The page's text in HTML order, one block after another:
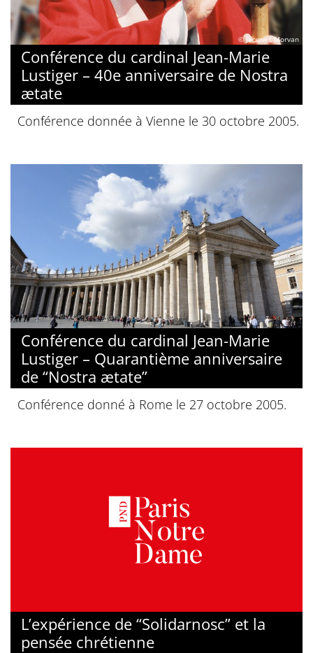
© Jacques Morvan
Conférence du cardinal Jean-Marie
Lustiger – 40e anniversaire de Nostra
ætate
Conférence donnée à Vienne le 30 octobre 2005.
Conférence du cardinal Jean-Marie
Lustiger – Quarantième anniversaire
de “Nostra ætate”
Conférence donné à Rome le 27 octobre 2005.
L’expérience de “Solidarnosc” et la
pensée chrétienne